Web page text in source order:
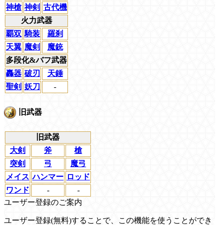
神槍 神剣 古代機
火力武器
覇双 騎装
羅刹
天翼 魔剣
魔銃
多段化&バフ武器
轟器 破刃
天錘
聖剣 妖刀 -
旧武器
旧武器
大剣
斧
槍
突剣
弓
魔弓
メイス ハンマー ロッド
ワンド
-
-
ユーザー登録のご案内
ユーザー登録(無料)することで、この機能を使うことができ